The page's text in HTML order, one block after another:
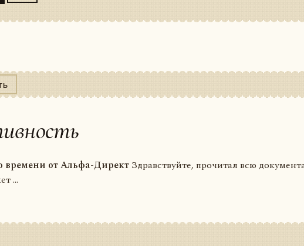
времени от Альфа-Директ Здравствуйте, прочитал всю
...